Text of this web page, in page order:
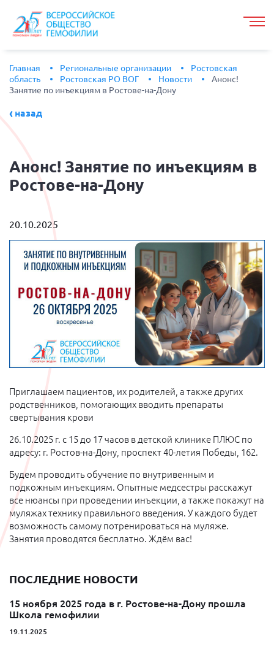
Главная Региональные организации
Ростовская
область
Ростовская РО ВОГ Новости
Анонс!
Занятие по инъекциям в Ростове-на-Дону
назад
Анонс! Занятие по инъекциям в
Ростове-на-Дону
20.10.2025
Приглашаем пациентов, их родителей, а также других
родственников, помогающих вводить препараты
свертывания крови
26.10.2025 г. с 15 до 17 часов в детской клинике ПЛЮС по
адресу: г. Ростов-на-Дону, проспект 40-летия Победы, 162.
Будем проводить обучение по внутривенным и
подкожным инъекциям. Опытные медсестры расскажут
все нюансы при проведении инъекции, а также покажут на
муляжах технику правильного введения. У каждого будет
возможность самому потренироваться на муляже.
Занятия проводятся бесплатно. Ждём вас!
ПОСЛЕДНИЕ НОВОСТИ
15 ноября 2025 года в г. Ростове-на-Дону прошла
Школа гемофилии
19.11.2025